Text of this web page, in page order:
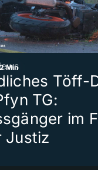
2 Min
Töff-
TG:
im
Justiz